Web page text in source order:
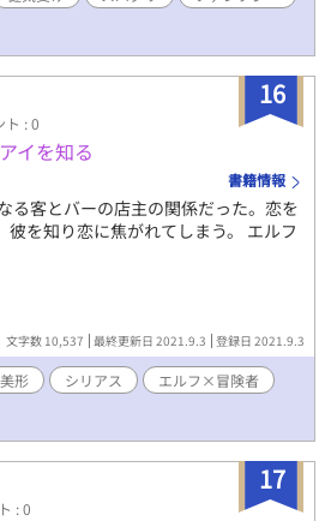
描写ありです。
16
ト : 0
イを知る
書籍情報
る客とバーの店主の関係だった。恋を
を知り恋に焦がれてしまう。 エルフ
文字数 10,537 最終更新日 2021.9.3 登録日 2021.9.3
美形 シリアス
エルフ×冒険者
17
: 0